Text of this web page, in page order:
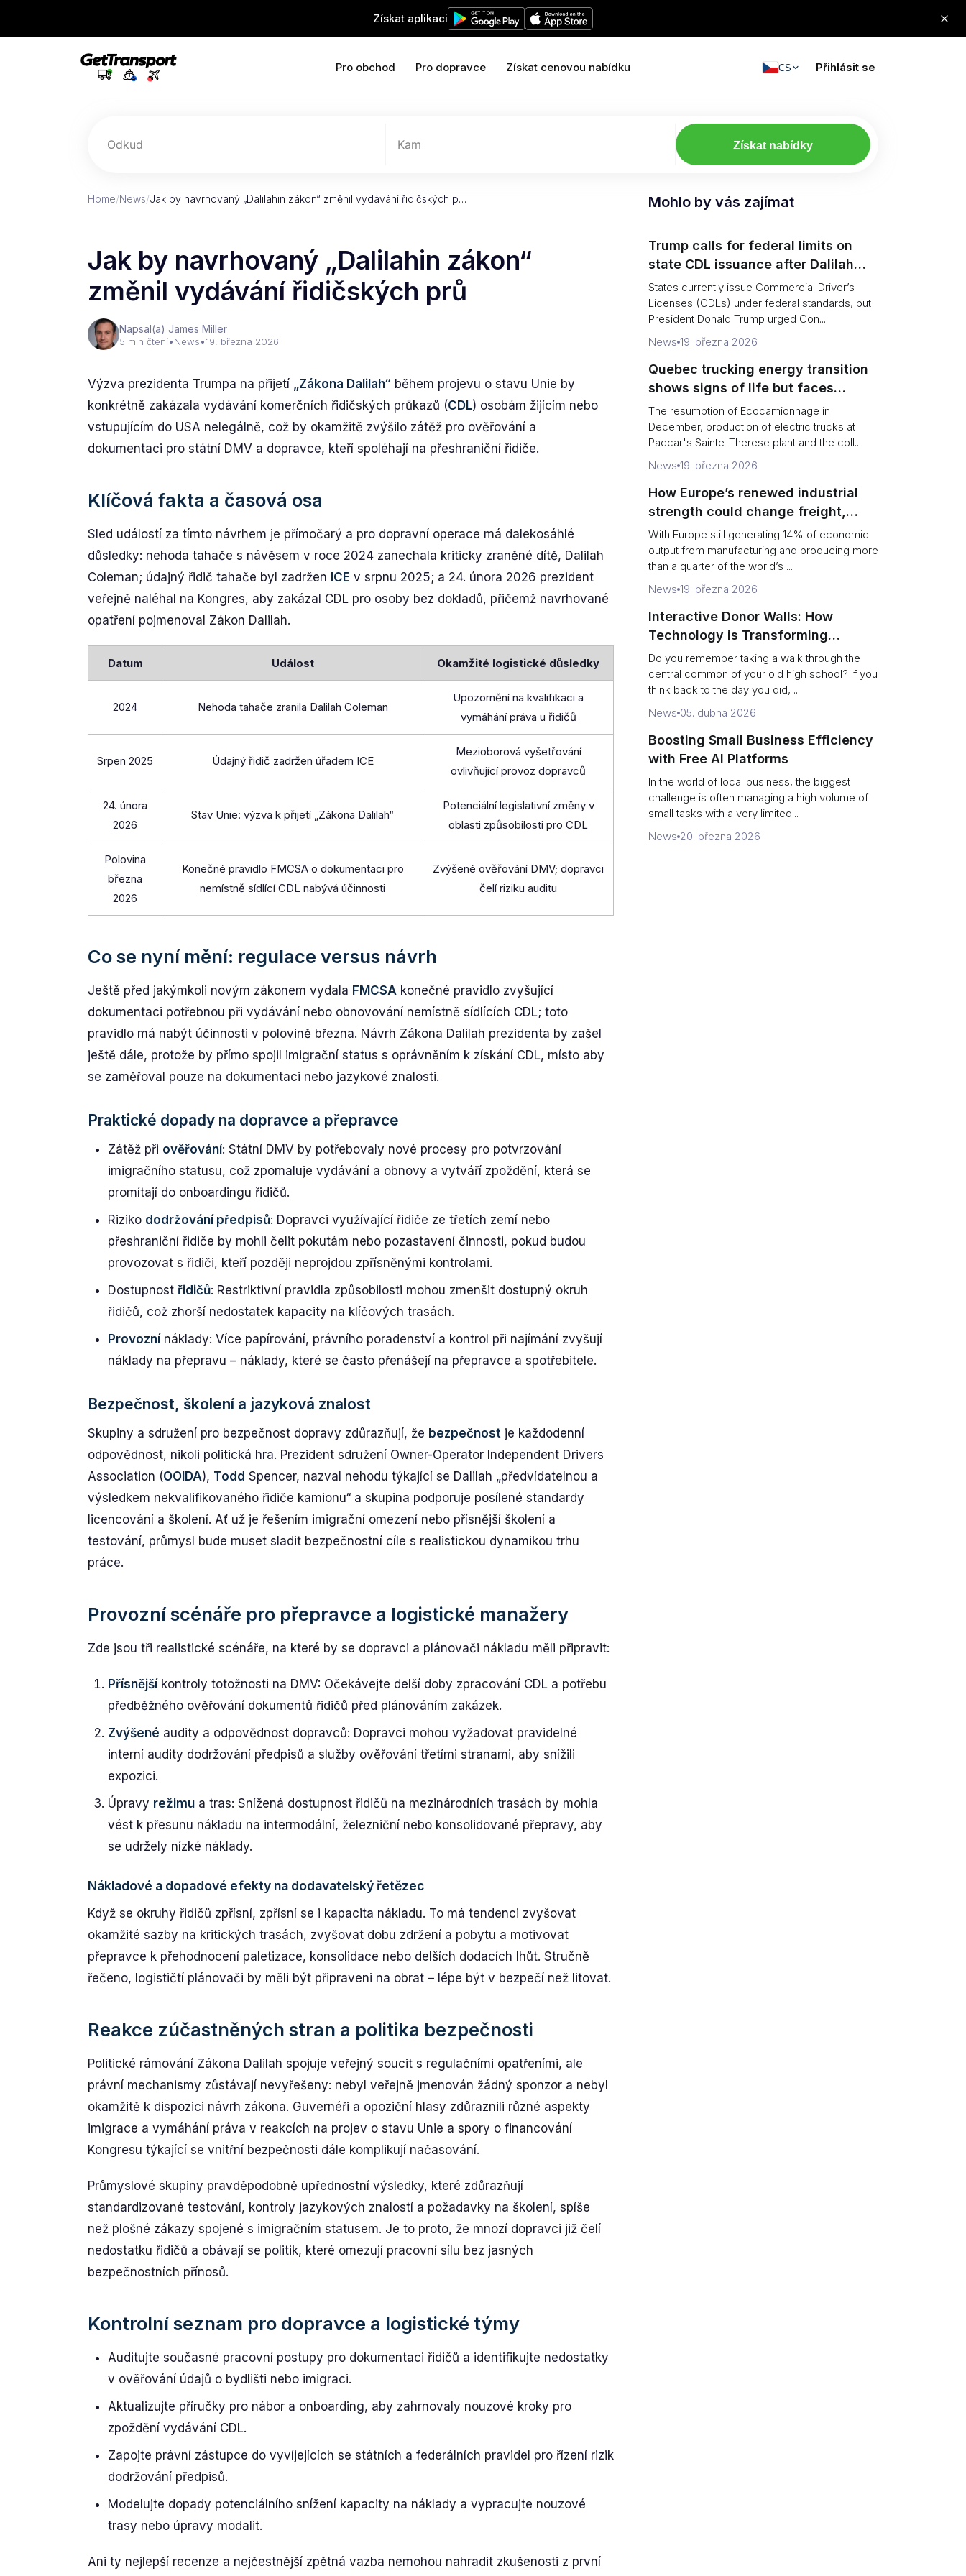
Získat aplikaci
Pro obchod Pro dopravce Získat cenovou nabídku CS Přihlásit se
Odkud Kam Získat nabídky
Home/News/Jak by navrhovaný „Dalilahin zákon“ změnil vydávání řidičských p…
Jak by navrhovaný „Dalilahin zákon“
změnil vydávání řidičských prů
Napsal(a) James Miller
5 min čtení•News•19. března 2026
Výzva prezidenta Trumpa na přijetí „Zákona Dalilah“ během projevu o stavu Unie by
konkrétně zakázala vydávání komerčních řidičských průkazů (CDL) osobám žijícím nebo
vstupujícím do USA nelegálně, což by okamžitě zvýšilo zátěž pro ověřování a
dokumentaci pro státní DMV a dopravce, kteří spoléhají na přeshraniční řidiče.
Klíčová fakta a časová osa
Sled událostí za tímto návrhem je přímočarý a pro dopravní operace má dalekosáhlé
důsledky: nehoda tahače s návěsem v roce 2024 zanechala kriticky zraněné dítě, Dalilah
Coleman; údajný řidič tahače byl zadržen ICE v srpnu 2025; a 24. února 2026 prezident
veřejně naléhal na Kongres, aby zakázal CDL pro osoby bez dokladů, přičemž navrhované
opatření pojmenoval Zákon Dalilah.
Datum Událost Okamžité logistické důsledky
2024 Nehoda tahače zranila Dalilah Coleman
Upozornění na kvalifikaci a
vymáhání práva u řidičů
Srpen 2025 Údajný řidič zadržen úřadem ICE
Mezioborová vyšetřování
ovlivňující provoz dopravců
24. února
2026
Stav Unie: výzva k přijetí „Zákona Dalilah“
Potenciální legislativní změny v
oblasti způsobilosti pro CDL
Polovina
března
2026
Konečné pravidlo FMCSA o dokumentaci pro
nemístně sídlící CDL nabývá účinnosti
Zvýšené ověřování DMV; dopravci
čelí riziku auditu
Co se nyní mění: regulace versus návrh
Ještě před jakýmkoli novým zákonem vydala FMCSA konečné pravidlo zvyšující
dokumentaci potřebnou při vydávání nebo obnovování nemístně sídlících CDL; toto
pravidlo má nabýt účinnosti v polovině března. Návrh Zákona Dalilah prezidenta by zašel
ještě dále, protože by přímo spojil imigrační status s oprávněním k získání CDL, místo aby
se zaměřoval pouze na dokumentaci nebo jazykové znalosti.
Praktické dopady na dopravce a přepravce
Zátěž při ověřování: Státní DMV by potřebovaly nové procesy pro potvrzování
imigračního statusu, což zpomaluje vydávání a obnovy a vytváří zpoždění, která se
promítají do onboardingu řidičů.
Riziko dodržování předpisů: Dopravci využívající řidiče ze třetích zemí nebo
přeshraniční řidiče by mohli čelit pokutám nebo pozastavení činnosti, pokud budou
provozovat s řidiči, kteří později neprojdou zpřísněnými kontrolami.
Dostupnost řidičů: Restriktivní pravidla způsobilosti mohou zmenšit dostupný okruh
řidičů, což zhorší nedostatek kapacity na klíčových trasách.
Provozní náklady: Více papírování, právního poradenství a kontrol při najímání zvyšují
náklady na přepravu – náklady, které se často přenášejí na přepravce a spotřebitele.
Bezpečnost, školení a jazyková znalost
Skupiny a sdružení pro bezpečnost dopravy zdůrazňují, že bezpečnost je každodenní
odpovědnost, nikoli politická hra. Prezident sdružení Owner-Operator Independent Drivers
Association (OOIDA), Todd Spencer, nazval nehodu týkající se Dalilah „předvídatelnou a
výsledkem nekvalifikovaného řidiče kamionu“ a skupina podporuje posílené standardy
licencování a školení. Ať už je řešením imigrační omezení nebo přísnější školení a
testování, průmysl bude muset sladit bezpečnostní cíle s realistickou dynamikou trhu
práce.
Provozní scénáře pro přepravce a logistické manažery
Zde jsou tři realistické scénáře, na které by se dopravci a plánovači nákladu měli připravit:
Přísnější kontroly totožnosti na DMV: Očekávejte delší doby zpracování CDL a potřebu
předběžného ověřování dokumentů řidičů před plánováním zakázek.
Zvýšené audity a odpovědnost dopravců: Dopravci mohou vyžadovat pravidelné
interní audity dodržování předpisů a služby ověřování třetími stranami, aby snížili
expozici.
Úpravy režimu a tras: Snížená dostupnost řidičů na mezinárodních trasách by mohla
vést k přesunu nákladu na intermodální, železniční nebo konsolidované přepravy, aby
se udržely nízké náklady.
Nákladové a dopadové efekty na dodavatelský řetězec
Když se okruhy řidičů zpřísní, zpřísní se i kapacita nákladu. To má tendenci zvyšovat
okamžité sazby na kritických trasách, zvyšovat dobu zdržení a pobytu a motivovat
přepravce k přehodnocení paletizace, konsolidace nebo delších dodacích lhůt. Stručně
řečeno, logističtí plánovači by měli být připraveni na obrat – lépe být v bezpečí než litovat.
Reakce zúčastněných stran a politika bezpečnosti
Politické rámování Zákona Dalilah spojuje veřejný soucit s regulačními opatřeními, ale
právní mechanismy zůstávají nevyřešeny: nebyl veřejně jmenován žádný sponzor a nebyl
okamžitě k dispozici návrh zákona. Guvernéři a opoziční hlasy zdůraznili různé aspekty
imigrace a vymáhání práva v reakcích na projev o stavu Unie a spory o financování
Kongresu týkající se vnitřní bezpečnosti dále komplikují načasování.
Průmyslové skupiny pravděpodobně upřednostní výsledky, které zdůrazňují
standardizované testování, kontroly jazykových znalostí a požadavky na školení, spíše
než plošné zákazy spojené s imigračním statusem. Je to proto, že mnozí dopravci již čelí
nedostatku řidičů a obávají se politik, které omezují pracovní sílu bez jasných
bezpečnostních přínosů.
Kontrolní seznam pro dopravce a logistické týmy
Auditujte současné pracovní postupy pro dokumentaci řidičů a identifikujte nedostatky
v ověřování údajů o bydlišti nebo imigraci.
Aktualizujte příručky pro nábor a onboarding, aby zahrnovaly nouzové kroky pro
zpoždění vydávání CDL.
Zapojte právní zástupce do vyvíjejících se státních a federálních pravidel pro řízení rizik
dodržování předpisů.
Modelujte dopady potenciálního snížení kapacity na náklady a vypracujte nouzové
trasy nebo úpravy modalit.
Ani ty nejlepší recenze a nejčestnější zpětná vazba nemohou nahradit zkušenosti z první
Mohlo by vás zajímat
Trump calls for federal limits on
state CDL issuance after Dalilah
Coleman crash
States currently issue Commercial Driver’s
Licenses (CDLs) under federal standards, but
President Donald Trump urged Con...
News 19. března 2026
Quebec trucking energy transition
shows signs of life but faces
financial and infrastructure barriers
The resumption of Ecocamionnage in
December, production of electric trucks at
Paccar's Sainte-Therese plant and the coll...
News 19. března 2026
How Europe’s renewed industrial
strength could change freight,
ports and supply chains
With Europe still generating 14% of economic
output from manufacturing and producing more
than a quarter of the world’s ...
News 19. března 2026
Interactive Donor Walls: How
Technology is Transforming
Campus Philanthropy
Do you remember taking a walk through the
central common of your old high school? If you
think back to the day you did, ...
News 05. dubna 2026
Boosting Small Business Efficiency
with Free AI Platforms
In the world of local business, the biggest
challenge is often managing a high volume of
small tasks with a very limited...
News 20. března 2026